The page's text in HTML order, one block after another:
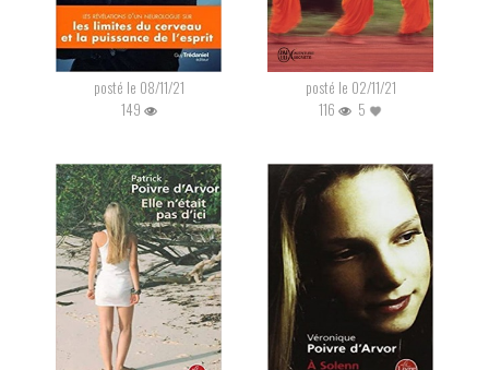
posté le 08/11/21
149
posté le 02/11/21
116
5